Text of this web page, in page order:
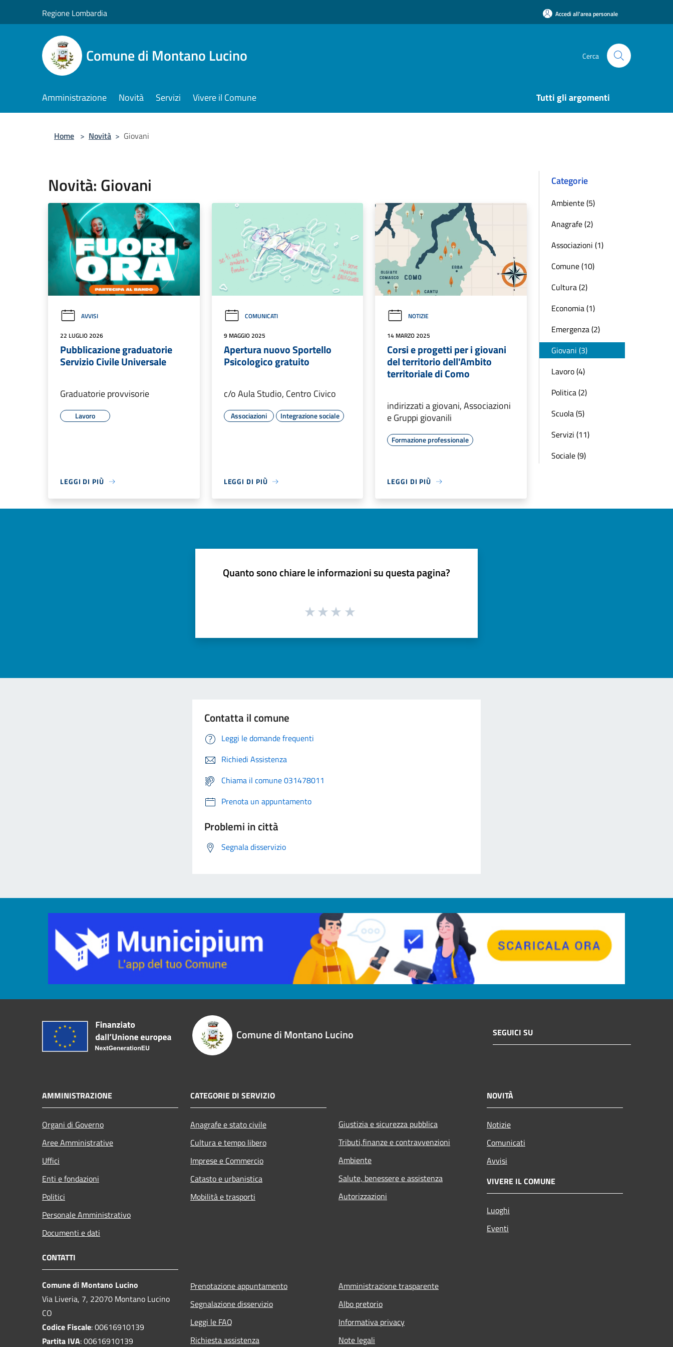
Regione Lombardia Accedi all'area personale
Comune di Montano Lucino Cerca
Amministrazione Novità Servizi Vivere il Comune Tutti gli argomenti
Home > Novità > Giovani
Novità: Giovani
AVVISI
22 LUGLIO 2026
Pubblicazione graduatorie
Servizio Civile Universale
Graduatorie provvisorie
Lavoro
LEGGI DI PIÙ
COMUNICATI
9 MAGGIO 2025
Apertura nuovo Sportello
Psicologico gratuito
c/o Aula Studio, Centro Civico
Associazioni Integrazione sociale
LEGGI DI PIÙ
NOTIZIE
14 MARZO 2025
Corsi e progetti per i giovani
del territorio dell'Ambito
territoriale di Como
indirizzati a giovani, Associazioni
e Gruppi giovanili
Formazione professionale
LEGGI DI PIÙ
Categorie
Ambiente (5)
Anagrafe (2)
Associazioni (1)
Comune (10)
Cultura (2)
Economia (1)
Emergenza (2)
Giovani (3)
Lavoro (4)
Politica (2)
Scuola (5)
Servizi (11)
Sociale (9)
Quanto sono chiare le informazioni su questa pagina?
Contatta il comune
Leggi le domande frequenti
Richiedi Assistenza
Chiama il comune 031478011
Prenota un appuntamento
Problemi in città
Segnala disservizio
Comune di Montano Lucino SEGUICI SU
AMMINISTRAZIONE
Organi di Governo
Aree Amministrative
Uffici
Enti e fondazioni
Politici
Personale Amministrativo
Documenti e dati
CATEGORIE DI SERVIZIO
Anagrafe e stato civile
Cultura e tempo libero
Imprese e Commercio
Catasto e urbanistica
Mobilità e trasporti
Giustizia e sicurezza pubblica
Tributi,finanze e contravvenzioni
Ambiente
Salute, benessere e assistenza
Autorizzazioni
NOVITÀ
Notizie
Comunicati
Avvisi
VIVERE IL COMUNE
Luoghi
Eventi
CONTATTI
Comune di Montano Lucino
Via Liveria, 7, 22070 Montano Lucino
CO
Codice Fiscale: 00616910139
Partita IVA: 00616910139
Prenotazione appuntamento
Segnalazione disservizio
Leggi le FAQ
Richiesta assistenza
Amministrazione trasparente
Albo pretorio
Informativa privacy
Note legali